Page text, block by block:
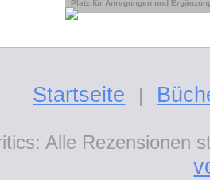
Platz für Anregungen und
Startseite |
Alle Rezensionen